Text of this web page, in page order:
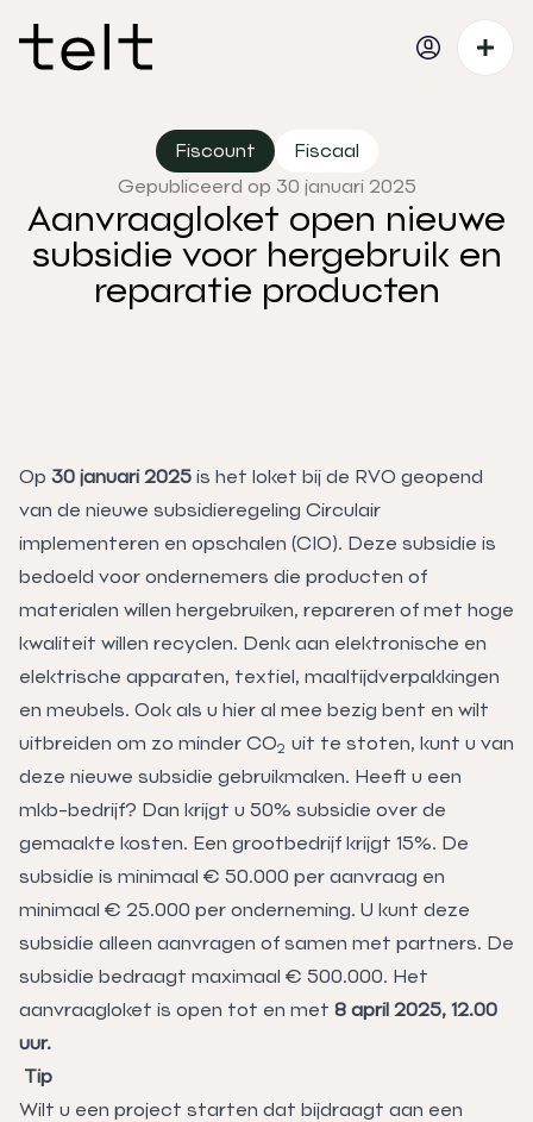
Fiscount
Fiscaal
Gepubliceerd op 30 januari 2025
Aanvraagloket open nieuwe
subsidie voor hergebruik en
reparatie producten
Op 30 januari 2025 is het loket bij de RVO geopend
van de nieuwe subsidieregeling Circulair
implementeren en opschalen (CIO). Deze subsidie is
bedoeld voor ondernemers die producten of
materialen willen hergebruiken, repareren of met hoge
kwaliteit willen recyclen. Denk aan elektronische en
elektrische apparaten, textiel, maaltijdverpakkingen
en meubels. Ook als u hier al mee bezig bent en wilt
uitbreiden om zo minder CO2 uit te stoten, kunt u van
deze nieuwe subsidie gebruikmaken. Heeft u een
mkb-bedrijf? Dan krijgt u 50% subsidie over de
gemaakte kosten. Een grootbedrijf krijgt 15%. De
subsidie is minimaal € 50.000 per aanvraag en
minimaal € 25.000 per onderneming. U kunt deze
subsidie alleen aanvragen of samen met partners. De
subsidie bedraagt maximaal € 500.000. Het
aanvraagloket is open tot en met 8 april 2025, 12.00
uur.
Tip
Wilt u een project starten dat bijdraagt aan een